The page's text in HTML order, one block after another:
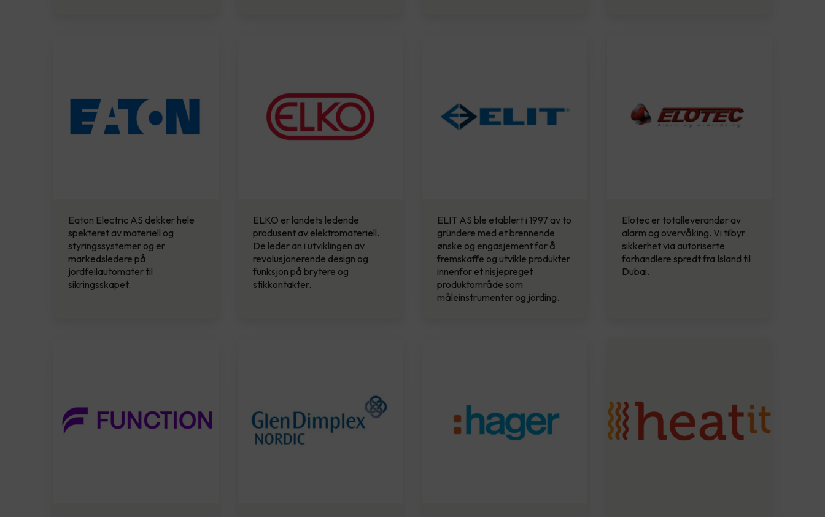
Eaton Electric AS dekker hele
spekteret av materiell og
styringssystemer og er
markedsledere på
jordfeilautomater til
sikringsskapet.
ELKO er landets ledende
produsent av elektromateriell.
De leder an i utviklingen av
revolusjonerende design og
funksjon på brytere og
stikkontakter.
ELIT AS ble etablert i 1997 av to
gründere med et brennende
ønske og engasjement for å
fremskaffe og utvikle produkter
innenfor et nisjepreget
produktområde som
måleinstrumenter og jording.
Elotec er totalleverandør av
alarm og overvåking. Vi tilbyr
sikkerhet via autoriserte
forhandlere spredt fra Island til
Dubai.